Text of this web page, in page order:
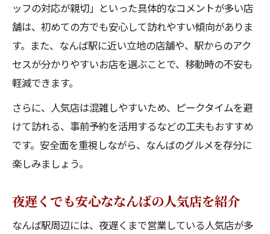
ッフの対応が親切」といった具体的なコメントが多い店
舗は、初めての方でも安心して訪れやすい傾向がありま
す。また、なんば駅に近い立地の店舗や、駅からのアク
セスが分かりやすいお店を選ぶことで、移動時の不安も
軽減できます。
さらに、人気店は混雑しやすいため、ピークタイムを避
けて訪れる、事前予約を活用するなどの工夫もおすすめ
です。安全面を重視しながら、なんばのグルメを存分に
楽しみましょう。
夜遅くでも安心ななんばの人気店を紹介
なんば駅周辺には、夜遅くまで営業している人気店が多